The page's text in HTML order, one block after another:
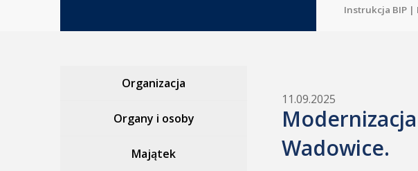
Instrukcja BIP |
Organizacja
Organy i osoby
Majątek
11.09.2025
Wadowice.